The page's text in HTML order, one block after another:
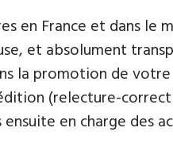
en France et dans
et absolument
la promotion de
(relecture-
ensuite en charge